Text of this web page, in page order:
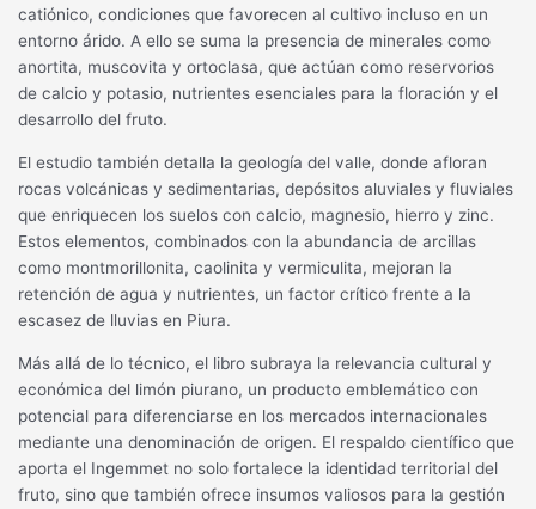
catiónico, condiciones que favorecen al cultivo incluso en un
entorno árido. A ello se suma la presencia de minerales como
anortita, muscovita y ortoclasa, que actúan como reservorios
de calcio y potasio, nutrientes esenciales para la floración y el
desarrollo del fruto.
El estudio también detalla la geología del valle, donde afloran
rocas volcánicas y sedimentarias, depósitos aluviales y fluviales
que enriquecen los suelos con calcio, magnesio, hierro y zinc.
Estos elementos, combinados con la abundancia de arcillas
como montmorillonita, caolinita y vermiculita, mejoran la
retención de agua y nutrientes, un factor crítico frente a la
escasez de lluvias en Piura.
Más allá de lo técnico, el libro subraya la relevancia cultural y
económica del limón piurano, un producto emblemático con
potencial para diferenciarse en los mercados internacionales
mediante una denominación de origen. El respaldo científico que
aporta el Ingemmet no solo fortalece la identidad territorial del
fruto, sino que también ofrece insumos valiosos para la gestión